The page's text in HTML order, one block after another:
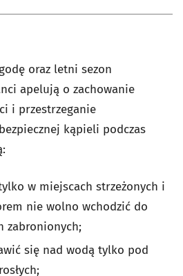
oraz letni sezon
apelują o zachowanie
i przestrzeganie
kąpieli podczas
w miejscach strzeżonych i
nie wolno wchodzić do
zabronionych;
się nad wodą tylko pod